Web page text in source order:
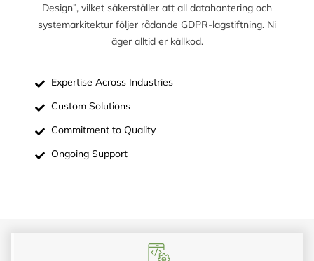
Design”, vilket säkerställer att all datahantering och
systemarkitektur följer rådande GDPR-lagstiftning. Ni
äger alltid er källkod.
Expertise Across Industries
Custom Solutions
Commitment to Quality
Ongoing Support